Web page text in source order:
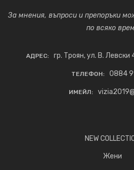
За мнения, въпроси и препоръки
по всяко
АДРЕС: гр. Троян, ул. В. Левски
ТЕЛЕФОН: 0884
ИМЕЙЛ:
NEW
Жени